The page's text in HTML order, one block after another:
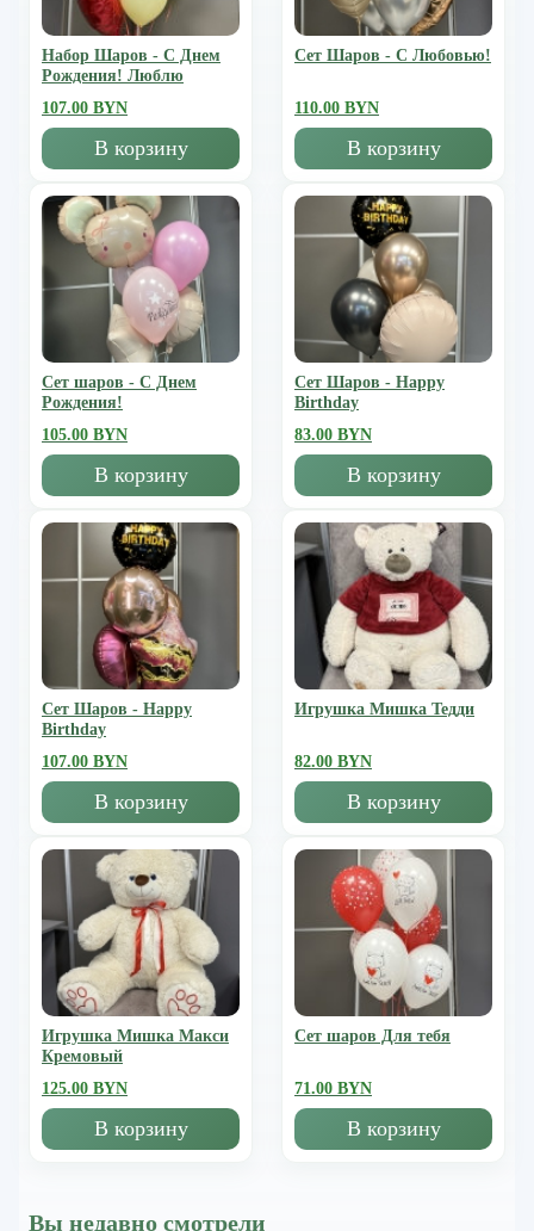
Набор Шаров - С Днем
Рождения! Люблю
107.00 BYN
В корзину
Сет Шаров - С Любовью!
110.00 BYN
В корзину
Сет шаров - С Днем
Рождения!
105.00 BYN
В корзину
Сет Шаров - Happy
Birthday
83.00 BYN
В корзину
Сет Шаров - Happy
Birthday
107.00 BYN
В корзину
Игрушка Мишка Тедди
82.00 BYN
В корзину
Игрушка Мишка Mакси
Кремовый
125.00 BYN
В корзину
Сет шаров Для тебя
71.00 BYN
В корзину
Вы недавно смотрели